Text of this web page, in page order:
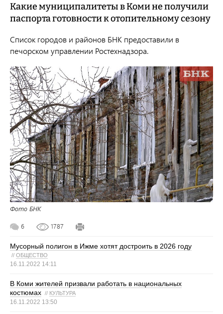
Какие муниципалитеты в Коми не получили
паспорта готовности к отопительному сезону
Список городов и районов БНК предоставили в
печорском управлении Ростехнадзора.
Фото БНК
6 1787
Мусорный полигон в Ижме хотят достроить в 2026 году
// ОБЩЕСТВО
16.11.2022 14:11
В Коми жителей призвали работать в национальных
костюмах // КУЛЬТУРА
16.11.2022 13:50